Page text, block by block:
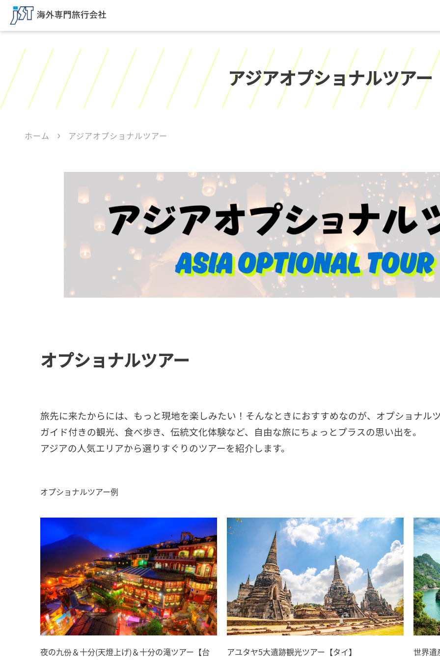
アジアオプショナルツアー
ホーム アジアオプショナルツアー
オプショナルツアー
旅先に来たからには、もっと現地を楽しみたい！ そんなときにおすすめなのが、オプショナル
ガイド付きの観光、食べ歩き、伝統文化体験など、自由な旅にちょっとプラスの思い出を。
アジアの人気エリアから選りすぐりのツアーを紹介します。
オプショナルツアー例
夜の九份＆十分(天燈上げ)＆十分の滝ツアー【台
アユタヤ5大遺跡観光ツアー【タイ】
世界遺